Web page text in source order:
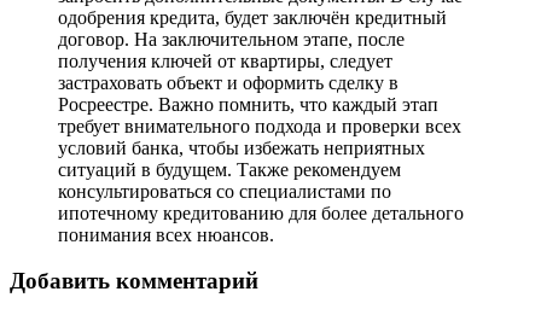
одобрения кредита, будет заключён кредитный
договор. На заключительном этапе, после
получения ключей от квартиры, следует
застраховать объект и оформить сделку в
Росреестре. Важно помнить, что каждый этап
требует внимательного подхода и проверки всех
условий банка, чтобы избежать неприятных
ситуаций в будущем. Также рекомендуем
консультироваться со специалистами по
ипотечному кредитованию для более детального
понимания всех нюансов.
Добавить комментарий